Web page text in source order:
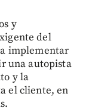
y
del
implementar
una autopista
y la
el cliente, en